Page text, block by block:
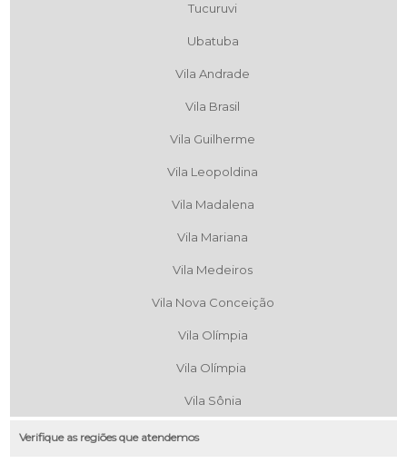
Tucuruvi
Ubatuba
Vila Andrade
Vila Brasil
Vila Guilherme
Vila Leopoldina
Vila Madalena
Vila Mariana
Vila Medeiros
Vila Nova Conceição
Vila Olímpia
Vila Olímpia
Vila Sônia
Verifique as regiões que atendemos